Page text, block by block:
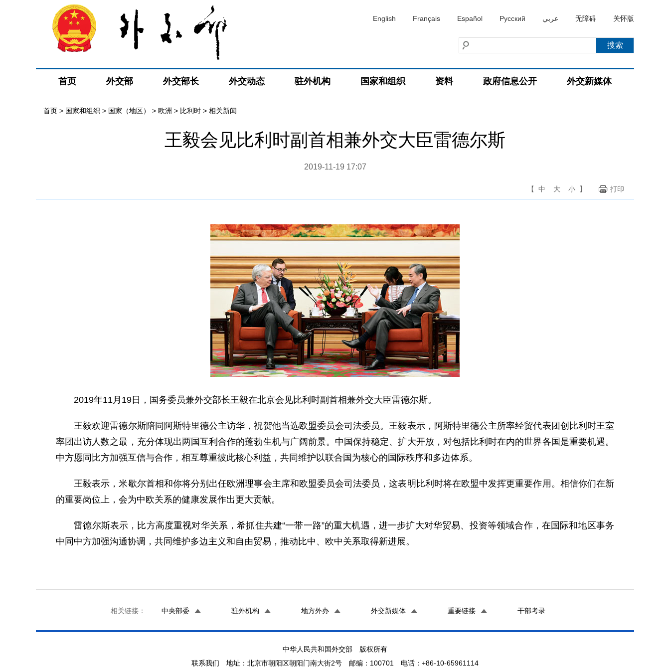
English Français Español Русский عربي 无障碍 关怀版
首页 外交部 外交部长 外交动态 驻外机构 国家和组织 资料 政府信息公开 外交新媒体
首页 > 国家和组织 > 国家（地区） > 欧洲 > 比利时 > 相关新闻
王毅会见比利时副首相兼外交大臣雷德尔斯
2019-11-19 17:07
【 中 大 小 】 打印
2019年11月19日，国务委员兼外交部长王毅在北京会见比利时副首相兼外交大臣雷德尔斯。
王毅欢迎雷德尔斯陪同阿斯特里德公主访华，祝贺他当选欧盟委员会司法委员。王毅表示，阿斯特里德公主所率经贸代表团创比利时王室
率团出访人数之最，充分体现出两国互利合作的蓬勃生机与广阔前景。中国保持稳定、扩大开放，对包括比利时在内的世界各国是重要机遇。
中方愿同比方加强互信与合作，相互尊重彼此核心利益，共同维护以联合国为核心的国际秩序和多边体系。
王毅表示，米歇尔首相和你将分别出任欧洲理事会主席和欧盟委员会司法委员，这表明比利时将在欧盟中发挥更重要作用。相信你们在新
的重要岗位上，会为中欧关系的健康发展作出更大贡献。
雷德尔斯表示，比方高度重视对华关系，希抓住共建“一带一路”的重大机遇，进一步扩大对华贸易、投资等领域合作，在国际和地区事务
中同中方加强沟通协调，共同维护多边主义和自由贸易，推动比中、欧中关系取得新进展。
相关链接： 中央部委 驻外机构 地方外办 外交新媒体 重要链接 干部考录
中华人民共和国外交部 版权所有
联系我们 地址：北京市朝阳区朝阳门南大街2号 邮编：100701 电话：+86-10-65961114